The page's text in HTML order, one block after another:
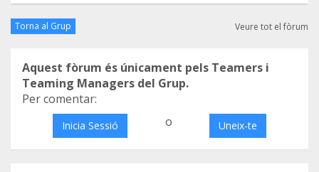
Torna al Grup Veure tot el fòrum
Aquest fòrum és únicament pels Teamers i
Teaming Managers del Grup.
Per comentar:
Inicia Sessió o Uneix-te